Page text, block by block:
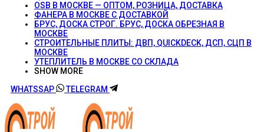
OSB В МОСКВЕ — ОПТОМ, РОЗНИЦА, ДОСТАВКА
ФАНЕРА В МОСКВЕ С ДОСТАВКОЙ
БРУС, ДОСКА СТРОГ. БРУС, ДОСКА ОБРЕЗНАЯ В
МОСКВЕ
СТРОИТЕЛЬНЫЕ ПЛИТЫ: ДВП, QUICKDECK, ДСП, СЦП В
МОСКВЕ
УТЕПЛИТЕЛЬ В МОСКВЕ СО СКЛАДА
SHOW MORE
WHATSSAP
TELEGRAM